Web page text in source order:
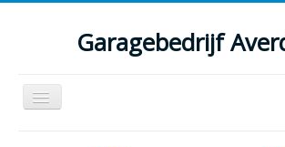
Garagebedrijf
Schakelen
navigatie